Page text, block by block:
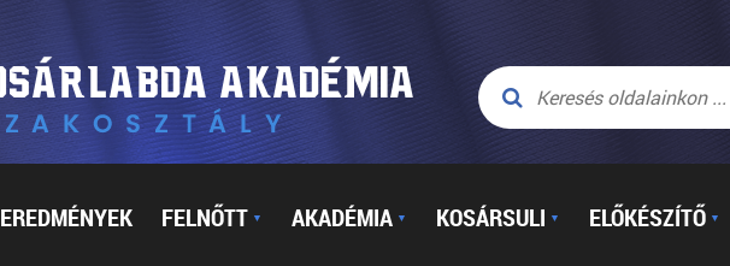
EREDMÉNYEK FELNŐTT ▼ AKADÉMIA ▼ KOSÁRSULI ▼ ELŐKÉSZÍTŐ ▼